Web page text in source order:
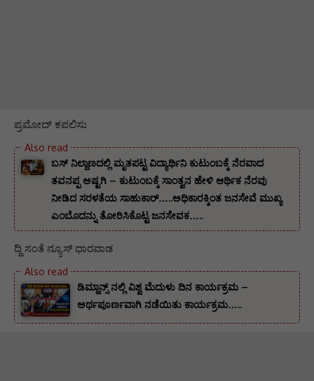
ಪ್ರಮೋದ್ ಕಪಲಿಸು
ಬಸ್ ನಿಲ್ದಾಣದಲ್ಲಿ ಮೃತಪಟ್ಟ ವಿದ್ಯಾರ್ಥಿನಿ ಕುಟುಂಬಕ್ಕೆ ನೆರವಾದ
ತವನಪ್ಪ ಅಷ್ಟಗಿ – ಕುಟುಂಬಕ್ಕೆ ಸಾಂತ್ವನ ಹೇಳಿ ಆರ್ಥಿಕ ನೆರವು
ನೀಡಿದ ಸರಳತೆಯ ಸಾಹುಕಾರ್…..ಅಧಿಕಾರಕ್ಕಿಂತ ಜನಸೇವೆ ಮುಖ್ಯ
ಎಂಬೊದನ್ನು ತೋರಿಸಿಕೊಟ್ಟ ಜನಸೇವಕ…..
ದ್ದಿ ಸಂತೆ ನ್ಯೂಸ್ ಧಾರವಾಡ
ಡಿಮ್ಹಾನ್ಸ್ ನಲ್ಲಿ ವಿಶ್ವ ಮೆದುಳು ದಿನ ಕಾರ್ಯಕ್ರಮ –
ಅರ್ಥಪೂರ್ಣವಾಗಿ ನಡೆಯಿತು ಕಾರ್ಯಕ್ರಮ…..